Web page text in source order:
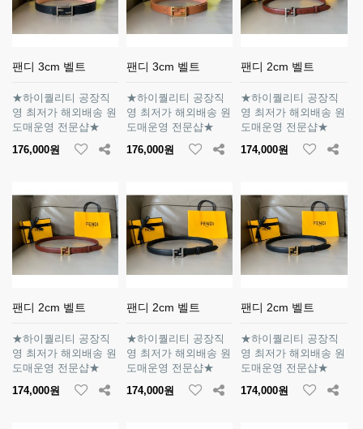
팬디 3cm 벨트
★하이퀄리티 공장직
영 최저가 해외배송 원
도매운영 전문샵★
176,000원
팬디 3cm 벨트
★하이퀄리티 공장직
영 최저가 해외배송 원
도매운영 전문샵★
176,000원
팬디 2cm 벨트
★하이퀄리티 공장직
영 최저가 해외배송 원
도매운영 전문샵★
174,000원
팬디 2cm 벨트
★하이퀄리티 공장직
영 최저가 해외배송 원
도매운영 전문샵★
174,000원
팬디 2cm 벨트
★하이퀄리티 공장직
영 최저가 해외배송 원
도매운영 전문샵★
174,000원
팬디 2cm 벨트
★하이퀄리티 공장직
영 최저가 해외배송 원
도매운영 전문샵★
174,000원